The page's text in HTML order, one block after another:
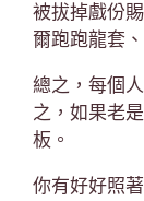
被拔掉戲份
爾跑跑龍套
總之，每個
之，如果老
板。
你有好好照